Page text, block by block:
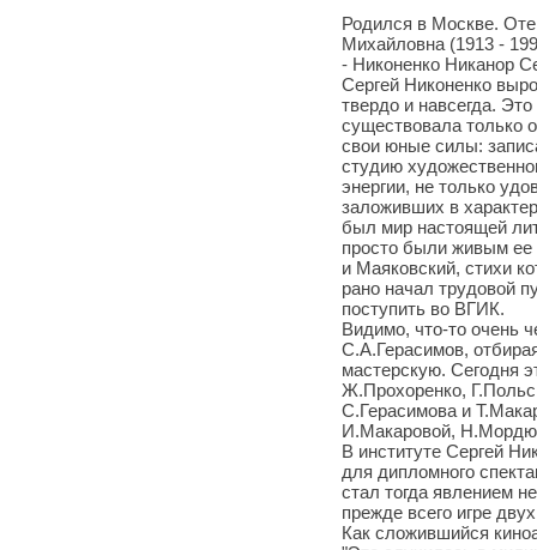
Родился в Москве.
Михайловна (1913 -
- Никоненко Никанор
Сергей Никоненко
твердо и навсегда.
существовала только
свои юные силы:
студию
энергии, не только
заложивших в
был мир настоящей
просто были живым
и Маяковский, стихи
рано начал трудовой
поступить во ВГИК.
Видимо, что-то очень
С.А.Герасимов,
мастерскую. Сегодня
Ж.Прохоренко,
С.Герасимова и
И.Макаровой,
В институте Сергей
для дипломного
стал тогда явлением
прежде всего игре
Как сложившийся